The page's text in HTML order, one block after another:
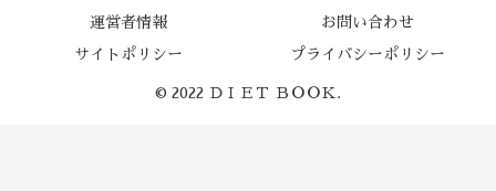
運営者情報 お問い合わせ
サイトポリシー プライバシーポリシー
© 2022 ＤＩＥＴ ＢＯＯＫ.